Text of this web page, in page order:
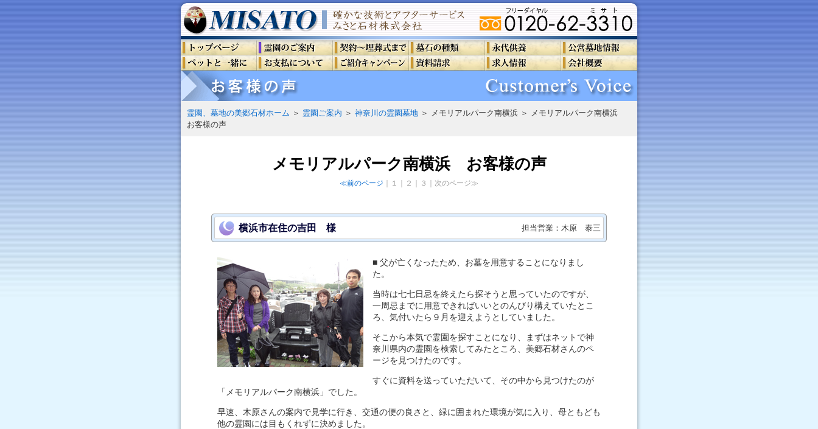
霊園、墓地の美郷石材ホーム ＞ 霊園ご案内 ＞ 神奈川の霊園墓地 ＞ メモリアルパーク南横浜 ＞ メモリアルパーク南横浜
お客様の声
メモリアルパーク南横浜 お客様の声
≪前のページ ｜１｜２｜３｜次のページ≫
横浜市在住の吉田 様 担当営業：木原 泰三
■ 父が亡くなったため、お墓を用意することになりまし
た。
当時は七七日忌を終えたら探そうと思っていたのですが、
一周忌までに用意できればいいとのんびり構えていたとこ
ろ、気付いたら９月を迎えようとしていました。
そこから本気で霊園を探すことになり、まずはネットで神
奈川県内の霊園を検索してみたところ、美郷石材さんのペ
ージを見つけたのです。
すぐに資料を送っていただいて、その中から見つけたのが
「メモリアルパーク南横浜」でした。
早速、木原さんの案内で見学に行き、交通の便の良さと、緑に囲まれた環境が気に入り、母ともども
他の霊園には目もくれずに決めました。